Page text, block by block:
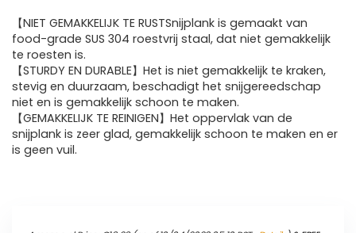
【NIET GEMAKKELIJK TE RUSTSnijplank is gemaakt van
food-grade SUS 304 roestvrij staal, dat niet gemakkelijk
te roesten is.
【STURDY EN DURABLE】Het is niet gemakkelijk te kraken,
stevig en duurzaam, beschadigt het snijgereedschap
niet en is gemakkelijk schoon te maken.
【GEMAKKELIJK TE REINIGEN】Het oppervlak van de
snijplank is zeer glad, gemakkelijk schoon te maken en er
is geen vuil.